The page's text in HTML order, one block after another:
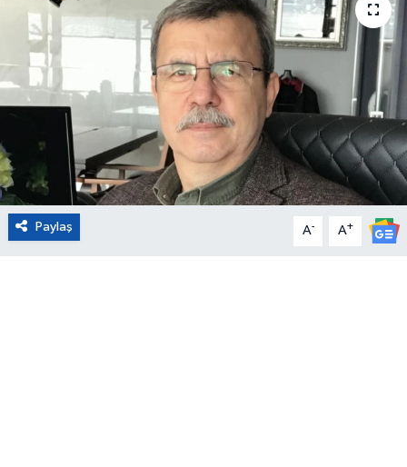
Paylaş A- A+
Sağlık
Magazin
Turizm
Çevre
Kültür ve Sanat